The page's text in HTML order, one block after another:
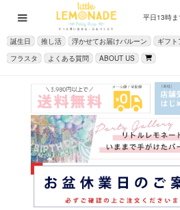
平日13時ま
誕生日 推し活 浮かせてお届けバルーン
ギフト
フラスタ
よくある質問 ABOUT US